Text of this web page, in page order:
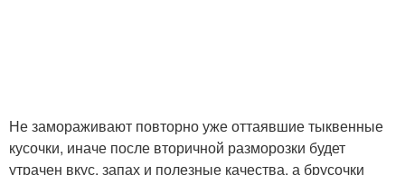
Не замораживают повторно уже оттаявшие тыквенные
кусочки, иначе после вторичной разморозки будет
утрачен вкус, запах и полезные качества, а брусочки